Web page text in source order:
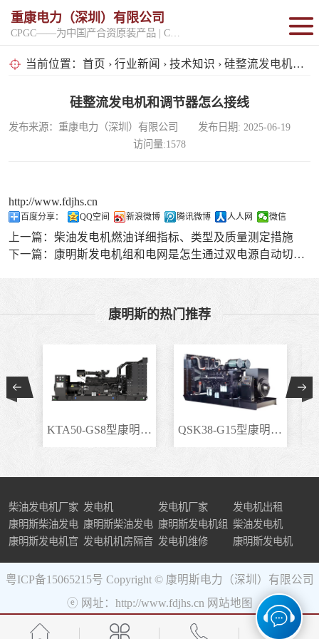
重康电力（深圳）有限公司
当前位置： 首页 › 行业新闻 › 技术知识 › 硅整流发电机和调节器怎么接线
硅整流发电机和调节器怎么接线
发布来源：重康电力（深圳）有限公司 发布日期: 2025-06-19
访问量:1578
http://www.fdjhs.cn
百度分享： QQ空间 新浪微博 腾讯微博 人人网 微信
上一篇： 柴油发电机燃油详细指标、类型及质量测定措施
下一篇： 康明斯发电机组和电网是怎生通过双电源自动切换装置转换的？
康明斯的热门推荐
KTA50-GS8型康明斯柴.. QSK38-G15型康明斯柴..
柴油发电机厂家 发电机 发电机厂家
发电机出租
康明斯柴油发电
机组
康明斯柴油发电
机
康明斯发电机组 柴油发电机
康明斯发电机官 发电机机房隔音 发电机维修 康明斯发电机
粤ICP备15065215号 Copyright © 康明斯电力（深圳）有限公司
ⓔ 网址：http://www.fdjhs.cn 网站地图
固定开架式
移动电站